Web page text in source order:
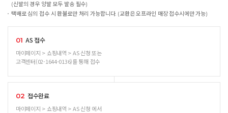
(신발의 경우 양발 모두 발송 필수)
택배로 심의 접수 시 환불로만 처리 가능합니다. (교환은 오프라인 매장 접수시에만 가능)
01 AS 접수
마이페이지 > 쇼핑내역 > AS 신청 또는
고객센터(02-1644-0136)를 통해 접수
02 접수완료
마이페이지 > 쇼핑내역 > AS 신청 에서